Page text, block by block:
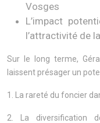
Vosges
L’impact
l’attractivité de
Sur le long terme,
laissent présager un
1. La rareté du foncier
2. La diversification